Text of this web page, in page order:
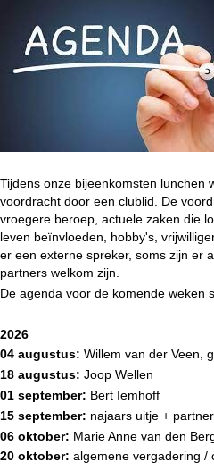
Tijdens onze bijeenkomsten lunchen
voordracht door een clublid. De
vroegere beroep, actuele zaken die
leven beïnvloeden, hobby's,
er een externe spreker, soms zijn er
partners welkom zijn.
De agenda voor de komende weken
2026
04 augustus: Willem van der Veen,
18 augustus: Joop Wellen
01 september: Bert Iemhoff
15 september: najaars uitje +
06 oktober: Marie Anne van den
20 oktober: algemene vergadering /